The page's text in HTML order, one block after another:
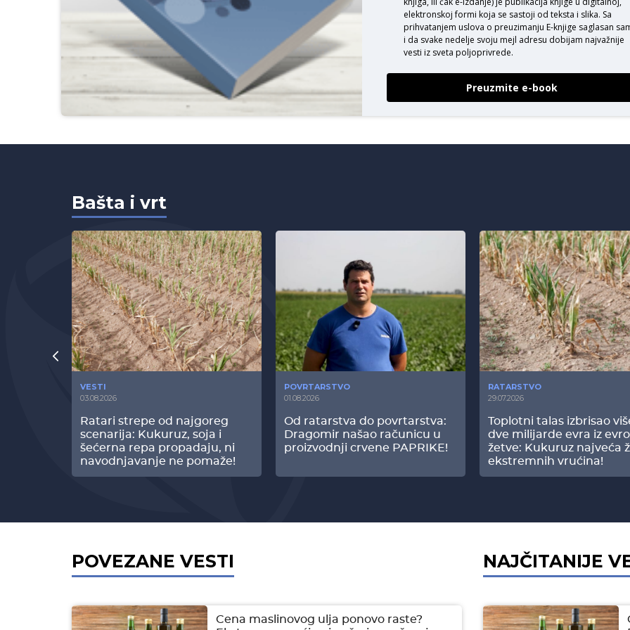
elektronskoj formi koja se sastoji od teksta i slika. Sa
prihvatanjem uslova o preuzimanju E-knjige saglasan
i da svake nedelje svoju mejl adresu dobijam najvažnije
vesti iz sveta poljoprivrede.
Preuzmite e-book
Bašta i vrt
VESTI
03.08.2026
Ratari strepe od najgoreg
scenarija: Kukuruz, soja i
šećerna repa propadaju, ni
navodnjavanje ne pomaže!
POVRTARSTVO
01.08.2026
Od ratarstva do povrtarstva:
Dragomir našao računicu u
proizvodnji crvene PAPRIKE!
RATARSTVO
29.07.2026
Toplotni talas izbrisao
dve milijarde evra iz
žetve: Kukuruz najveća
ekstremnih vrućina!
POVEZANE VESTI
Cena maslinovog ulja ponovo raste?
NAJČITANIJE